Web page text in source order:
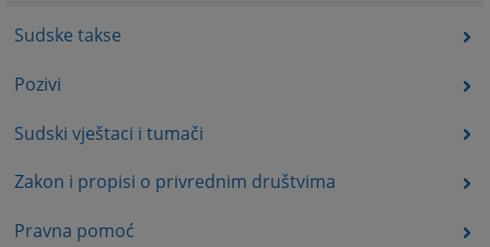
Sudske takse
Pozivi
Sudski vještaci i tumači
Zakon i propisi o privrednim društvima
Pravna pomoć